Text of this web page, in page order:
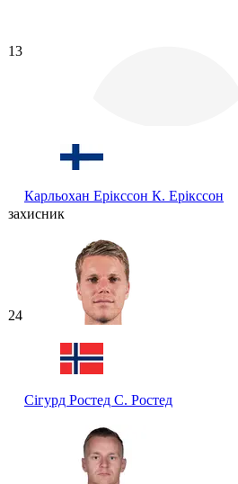
13
Карльохан Ерікссон К. Ерікссон
захисник
24
Сігурд Ростед С. Ростед